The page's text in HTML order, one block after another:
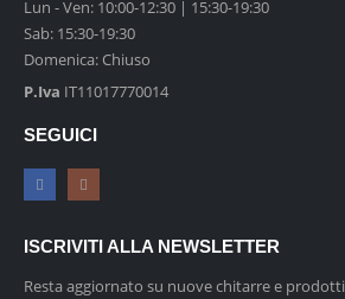
Lun - Ven: 10:00-12:30 | 15:30-19:30
Sab: 15:30-19:30
Domenica: Chiuso
P.Iva IT11017770014
SEGUICI
ISCRIVITI ALLA NEWSLETTER
Resta aggiornato su nuove chitarre e prodotti